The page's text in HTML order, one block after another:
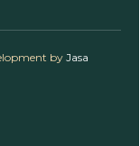
by Jasa